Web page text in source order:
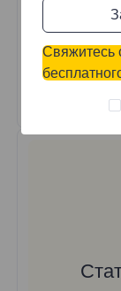
Реальный
прокси
Свяжитесь